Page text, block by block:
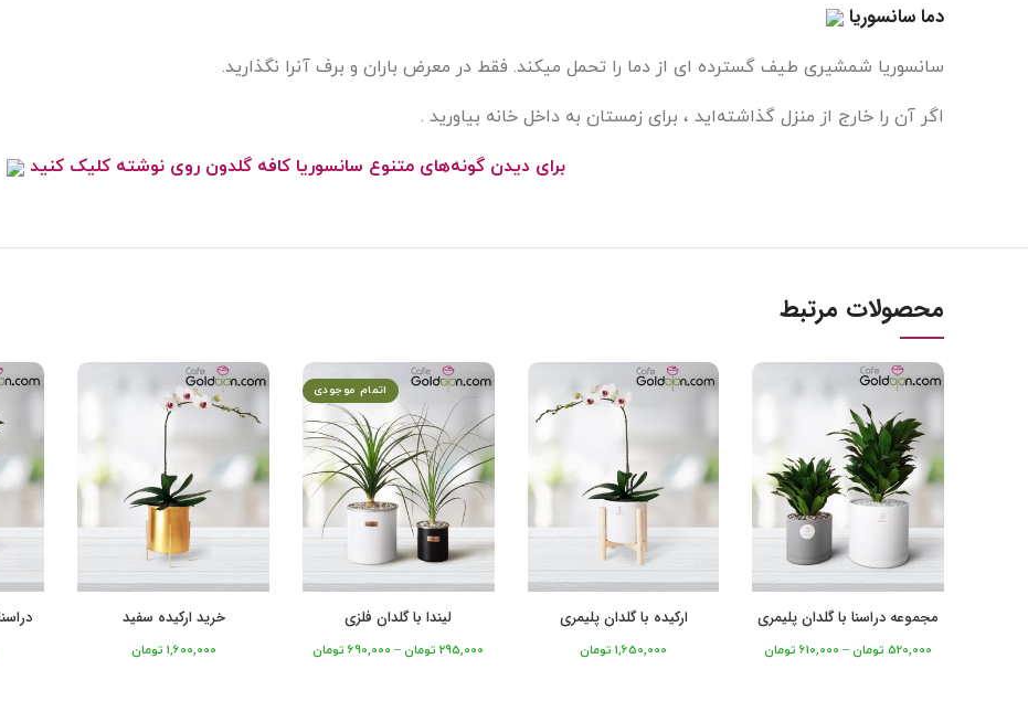
دما سانسوریا
سانسوریا شمشیری طیف گسترده ای از دما را تحمل میکند. فقط در معرض باران و برف آنرا نگذارید.
اگر آن را خارج از منزل گذاشته‌اید ، برای زمستان به داخل خانه بیاورید .
برای دیدن گونه‌های متنوع سانسوریا کافه گلدون روی نوشته کلیک کنید
محصولات مرتبط
مجموعه دراسنا با گلدان پلیمری
520,000 تومان–
610,000 تومان
ارکیده با گلدان پلیمری
1,650,000 تومان
اتمام موجودی
لیندا با گلدان فلزی
295,000 تومان –
690,000 تومان
خرید ارکیده سفید
1,600,000 تومان